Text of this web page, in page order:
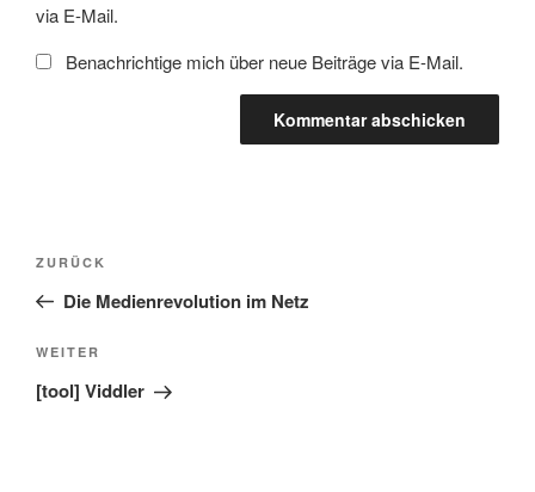
via E-Mail.
Benachrichtige mich über neue Beiträge via E-Mail.
Beitragsnavigation
Vorheriger
Beitrag
ZURÜCK
Die Medienrevolution im Netz
Nächster
Beitrag
WEITER
[tool] Viddler